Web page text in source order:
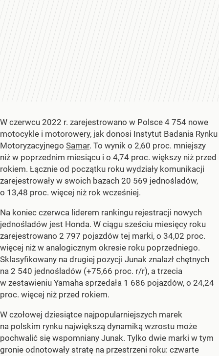
W czerwcu 2022 r. zarejestrowano w Polsce 4 754 nowe
motocykle i motorowery, jak donosi Instytut Badania Rynku
Motoryzacyjnego Samar. To wynik o 2,60 proc. mniejszy
niż w poprzednim miesiącu i o 4,74 proc. większy niż przed
rokiem. Łącznie od początku roku wydziały komunikacji
zarejestrowały w swoich bazach 20 569 jednośladów,
o 13,48 proc. więcej niż rok wcześniej.
Na koniec czerwca liderem rankingu rejestracji nowych
jednośladów jest Honda. W ciągu sześciu miesięcy roku
zarejestrowano 2 797 pojazdów tej marki, o 34,02 proc.
więcej niż w analogicznym okresie roku poprzedniego.
Sklasyfikowany na drugiej pozycji Junak znalazł chętnych
na 2 540 jednośladów (+75,66 proc. r/r), a trzecia
w zestawieniu Yamaha sprzedała 1 686 pojazdów, o 24,24
proc. więcej niż przed rokiem.
W czołowej dziesiątce najpopularniejszych marek
na polskim rynku największą dynamiką wzrostu może
pochwalić się wspomniany Junak. Tylko dwie marki w tym
gronie odnotowały stratę na przestrzeni roku: czwarte